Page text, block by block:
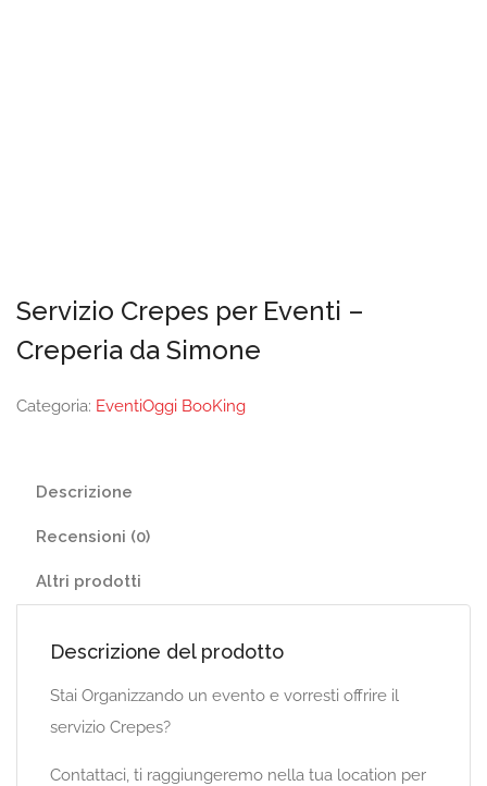
Servizio Crepes per Eventi –
Creperia da Simone
Categoria: EventiOggi BooKing
Descrizione
Recensioni (0)
Altri prodotti
Descrizione del prodotto
Stai Organizzando un evento e vorresti offrire il
servizio Crepes?
Contattaci, ti raggiungeremo nella tua location per